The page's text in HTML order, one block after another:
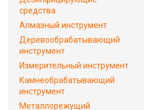
средства
Алмазный инструмент
Деревообрабатывающий
инструмент
Измерительный инструмент
Камнеобрабатывающий
инструмент
Металлорежущий